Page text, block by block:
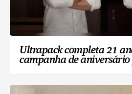
Ultrapack completa 21
campanha de aniversário